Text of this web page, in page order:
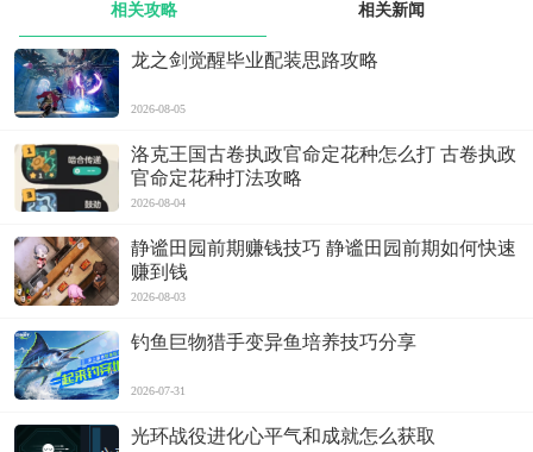
相关攻略 相关新闻
龙之剑觉醒毕业配装思路攻略
2026-08-05
洛克王国古卷执政官命定花种怎么打 古卷执政
官命定花种打法攻略
2026-08-04
静谧田园前期赚钱技巧 静谧田园前期如何快速
赚到钱
2026-08-03
钓鱼巨物猎手变异鱼培养技巧分享
2026-07-31
光环战役进化心平气和成就怎么获取